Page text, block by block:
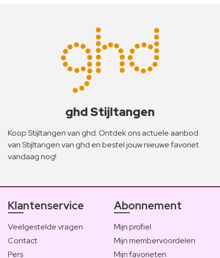
ghd Stijltangen
Koop Stijltangen van ghd. Ontdek ons actuele aanbod
van Stijltangen van ghd en bestel jouw nieuwe favoriet
vandaag nog!
Klantenservice
Veelgestelde vragen
Contact
Pers
Abonnement
Mijn profiel
Mijn membervoordelen
Mijn favorieten